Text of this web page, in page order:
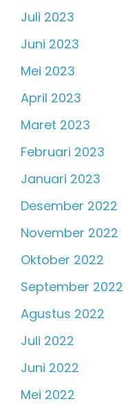
Juli 2023
Juni 2023
Mei 2023
April 2023
Maret 2023
Februari 2023
Januari 2023
Desember 2022
November 2022
Oktober 2022
September 2022
Agustus 2022
Juli 2022
Juni 2022
Mei 2022